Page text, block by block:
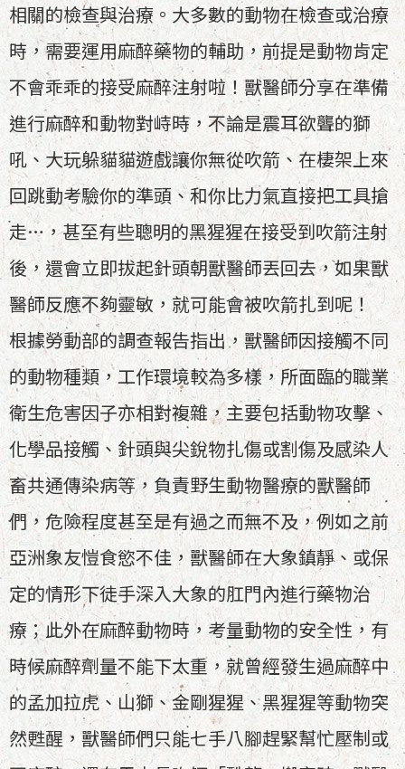
相關的檢查與治療。大多數的動物在檢查或治療
時，需要運用麻醉藥物的輔助，前提是動物肯定
不會乖乖的接受麻醉注射啦！獸醫師分享在準備
進行麻醉和動物對峙時，不論是震耳欲聾的獅
吼、大玩躲貓貓遊戲讓你無從吹箭、在棲架上來
回跳動考驗你的準頭、和你比力氣直接把工具搶
走…，甚至有些聰明的黑猩猩在接受到吹箭注射
後，還會立即拔起針頭朝獸醫師丟回去，如果獸
醫師反應不夠靈敏，就可能會被吹箭扎到呢！
根據勞動部的調查報告指出，獸醫師因接觸不同
的動物種類，工作環境較為多樣，所面臨的職業
衛生危害因子亦相對複雜，主要包括動物攻擊、
化學品接觸、針頭與尖銳物扎傷或割傷及感染人
畜共通傳染病等，負責野生動物醫療的獸醫師
們，危險程度甚至是有過之而無不及，例如之前
亞洲象友愷食慾不佳，獸醫師在大象鎮靜、或保
定的情形下徒手深入大象的肛門內進行藥物治
療；此外在麻醉動物時，考量動物的安全性，有
時候麻醉劑量不能下太重，就曾經發生過麻醉中
的孟加拉虎、山獅、金剛猩猩、黑猩猩等動物突
然甦醒，獸醫師們只能七手八腳趕緊幫忙壓制或